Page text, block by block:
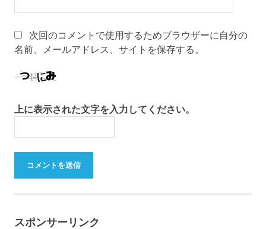
次回のコメントで使用するためブラウザーに自分の
名前、メールアドレス、サイトを保存する。
上に表示された文字を入力してください。
スポンサーリンク